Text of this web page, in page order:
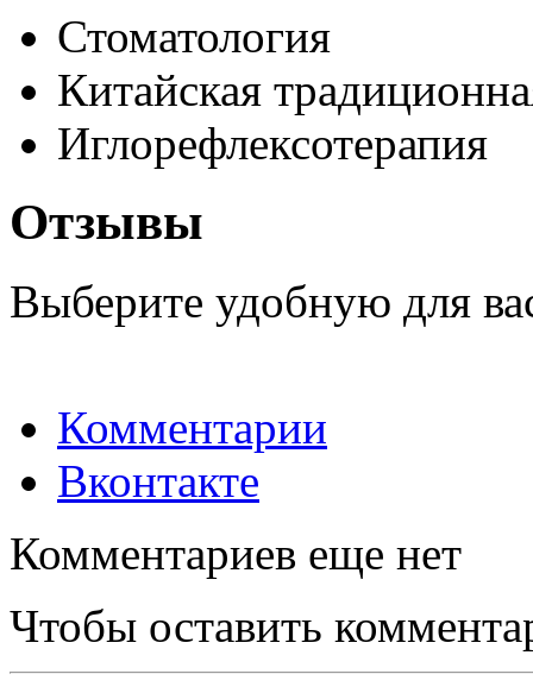
Стоматология
Китайская
Иглорефлексотерапия
Отзывы
Выберите удобную для
Комментарии
Вконтакте
Комментариев еще нет
Чтобы оставить